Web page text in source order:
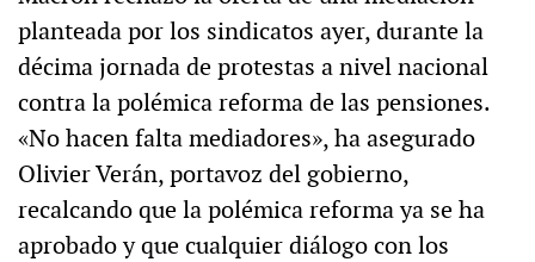
planteada por los sindicatos ayer, durante la
décima jornada de protestas a nivel nacional
contra la polémica reforma de las pensiones.
«No hacen falta mediadores», ha asegurado
Olivier Verán, portavoz del gobierno,
recalcando que la polémica reforma ya se ha
aprobado y que cualquier diálogo con los